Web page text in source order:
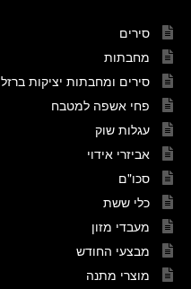
סירים
מחבתות
סירים ומחבתות יציקות ברזל
פחי אשפה למטבח
עגלות שוק
אביזרי אידוי
סכו"ם
כלי ששת
מעבדי מזון
מבצעי החודש
מוצרי מתנה